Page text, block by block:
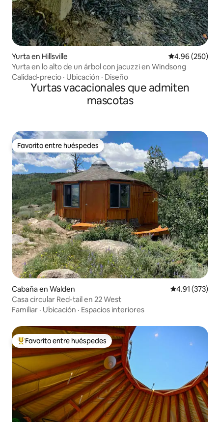
Yurta en Hillsville Calificación
4.96 (250)
Yurta en lo alto de un árbol con jacuzzi en Windsong
Calidad-precio · Ubicación · Diseño
Yurtas vacacionales que admiten
mascotas
Favorito entre huéspedes
Favorito entre huéspedes
Cabaña en Walden Calificación
4.91 (373)
Casa circular Red-tail en 22 West
Familiar · Ubicación · Espacios interiores
Favorito entre huéspedes preferido
Favorito entre huéspedes